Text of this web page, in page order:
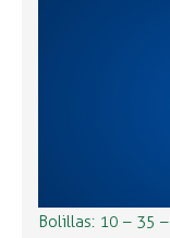
Bolillas: 10 – 35